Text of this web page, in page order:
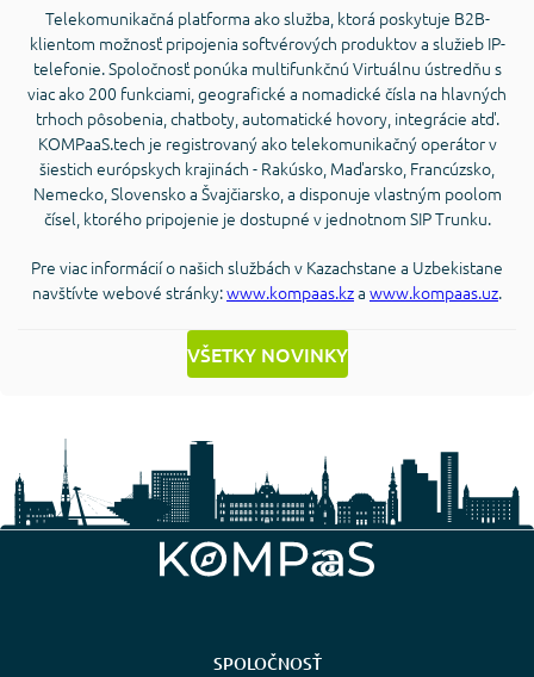
Telekomunikačná platforma ako služba, ktorá poskytuje B2B-
klientom možnosť pripojenia softvérových produktov a služieb IP-
telefonie. Spoločnosť ponúka multifunkčnú Virtuálnu ústredňu s
viac ako 200 funkciami, geografické a nomadické čísla na hlavných
trhoch pôsobenia, chatboty, automatické hovory, integrácie atď.
KOMPaaS.tech je registrovaný ako telekomunikačný operátor v
šiestich európskych krajinách - Rakúsko, Maďarsko, Francúzsko,
Nemecko, Slovensko a Švajčiarsko, a disponuje vlastným poolom
čísel, ktorého pripojenie je dostupné v jednotnom SIP Trunku.
Pre viac informácií o našich službách v Kazachstane a Uzbekistane
navštívte webové stránky:www.kompaas.kza www.kompaas.uz.
VŠETKY NOVINKY
SPOLOČNOSŤ